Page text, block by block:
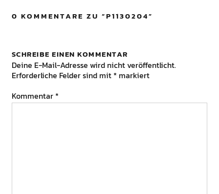
0 KOMMENTARE ZU “P1130204”
SCHREIBE EINEN KOMMENTAR
Deine E-Mail-Adresse wird nicht veröffentlicht.
Erforderliche Felder sind mit * markiert
Kommentar *